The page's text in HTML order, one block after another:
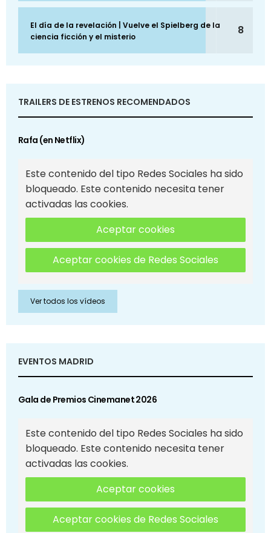
El día de la revelación | Vuelve el Spielberg de la
ciencia ficción y el misterio
8
TRAILERS DE ESTRENOS RECOMENDADOS
Rafa (en Netflix)
Este contenido del tipo Redes Sociales ha sido
bloqueado. Este contenido necesita tener
activadas las cookies.
Aceptar cookies
Aceptar cookies de Redes Sociales
Ver todos los vídeos
EVENTOS MADRID
Gala de Premios Cinemanet 2026
Este contenido del tipo Redes Sociales ha sido
bloqueado. Este contenido necesita tener
activadas las cookies.
Aceptar cookies
Aceptar cookies de Redes Sociales